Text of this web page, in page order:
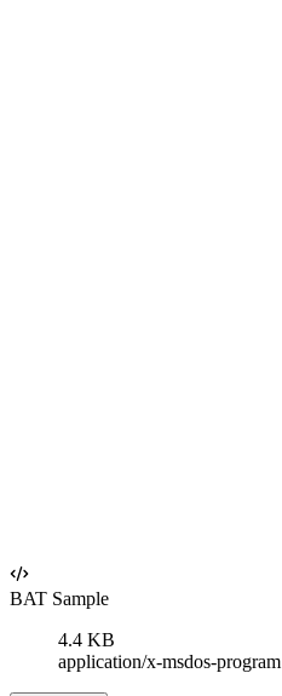
BAT Sample
4.4 KB
application/x-msdos-program